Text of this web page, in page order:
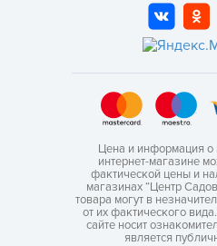
Цена и информация о
интернет-магазине
фактической цены и
магазинах “Центр
товара могут в
от их фактического
сайте носит
является